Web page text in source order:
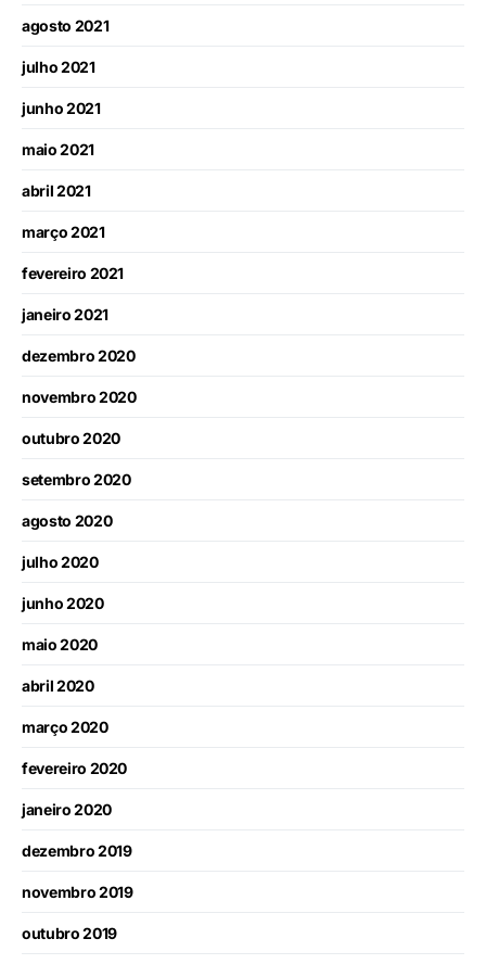
agosto 2021
julho 2021
junho 2021
maio 2021
abril 2021
março 2021
fevereiro 2021
janeiro 2021
dezembro 2020
novembro 2020
outubro 2020
setembro 2020
agosto 2020
julho 2020
junho 2020
maio 2020
abril 2020
março 2020
fevereiro 2020
janeiro 2020
dezembro 2019
novembro 2019
outubro 2019